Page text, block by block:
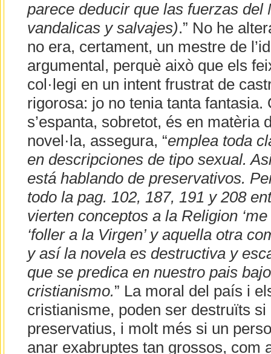
parece deducir que las fuerzas del
vandalicas y salvajes).” No he
no era, certament, un mestre de
argumental, perquè això que els
col·legi en un intent frustrat de
rigorosa: jo no tenia tanta fantasia.
s’espanta, sobretot, és en matèria
novel·la, assegura, “emplea toda
en descripciones de tipo sexual.
está hablando de preservativos.
todo la pag. 102, 187, 191 y 208
vierten conceptos a la Religion
‘foller a la Virgen’ y aquella otra
y así la novela es destructiva y
que se predica en nuestro pais
cristianismo.” La moral del país i
cristianisme, poden ser destruïts si
preservatius, i molt més si un
anar exabruptes tan grossos, com